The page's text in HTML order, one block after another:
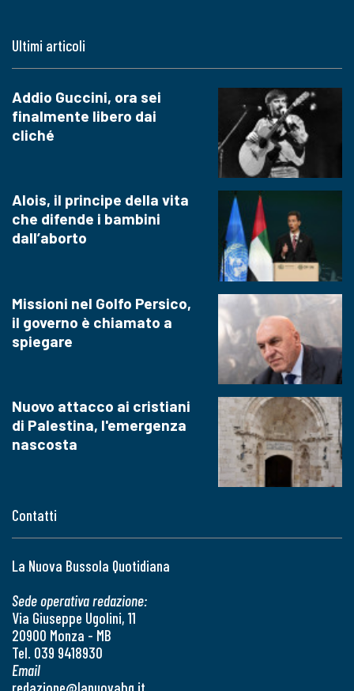
Contatti
La Nuova Bussola Quotidiana
Sede operativa redazione:
Via Giuseppe Ugolini, 11
20900 Monza - MB
Tel. 039 9418930
Email
Ultimi articoli
Addio Guccini, ora sei
finalmente libero dai
cliché
Alois, il principe della vita
che difende i bambini
dall’aborto
Missioni nel Golfo Persico,
il governo è chiamato a
spiegare
Nuovo attacco ai cristiani
di Palestina, l'emergenza
nascosta